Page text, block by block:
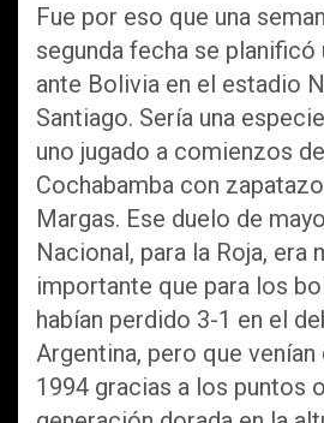
Fue por eso que una
segunda fecha se
ante Bolivia en el estadio
Santiago. Sería una
uno jugado a comienzos
Cochabamba con
Margas. Ese duelo de
Nacional, para la Roja, era
importante que para los
habían perdido 3-1 en el
Argentina, pero que venían
1994 gracias a los puntos